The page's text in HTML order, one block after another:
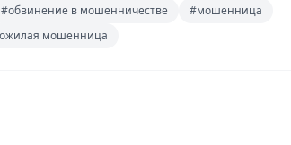
#обвинение в мошенничестве
#мошенница
мошенница